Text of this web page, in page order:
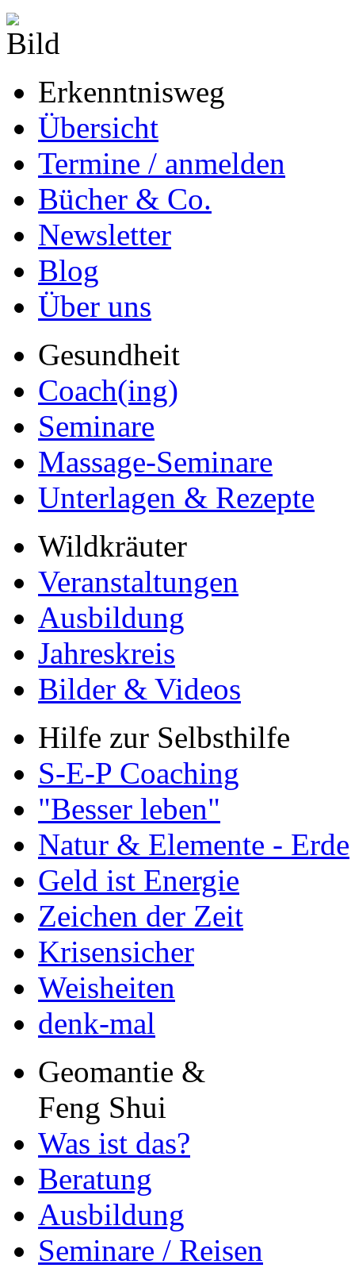
Erkenntnisweg
Übersicht
Termine / anmelden
Bücher & Co.
Newsletter
Blog
Über uns
Gesundheit
Coach(ing)
Seminare
Massage-Seminare
Unterlagen & Rezepte
Wildkräuter
Veranstaltungen
Ausbildung
Jahreskreis
Bilder & Videos
Hilfe zur Selbsthilfe
S-E-P Coaching
"Besser leben"
Natur & Elemente - Erde
Geld ist Energie
Zeichen der Zeit
Krisensicher
Weisheiten
denk-mal
Geomantie &
Feng Shui
Was ist das?
Beratung
Ausbildung
Seminare / Reisen